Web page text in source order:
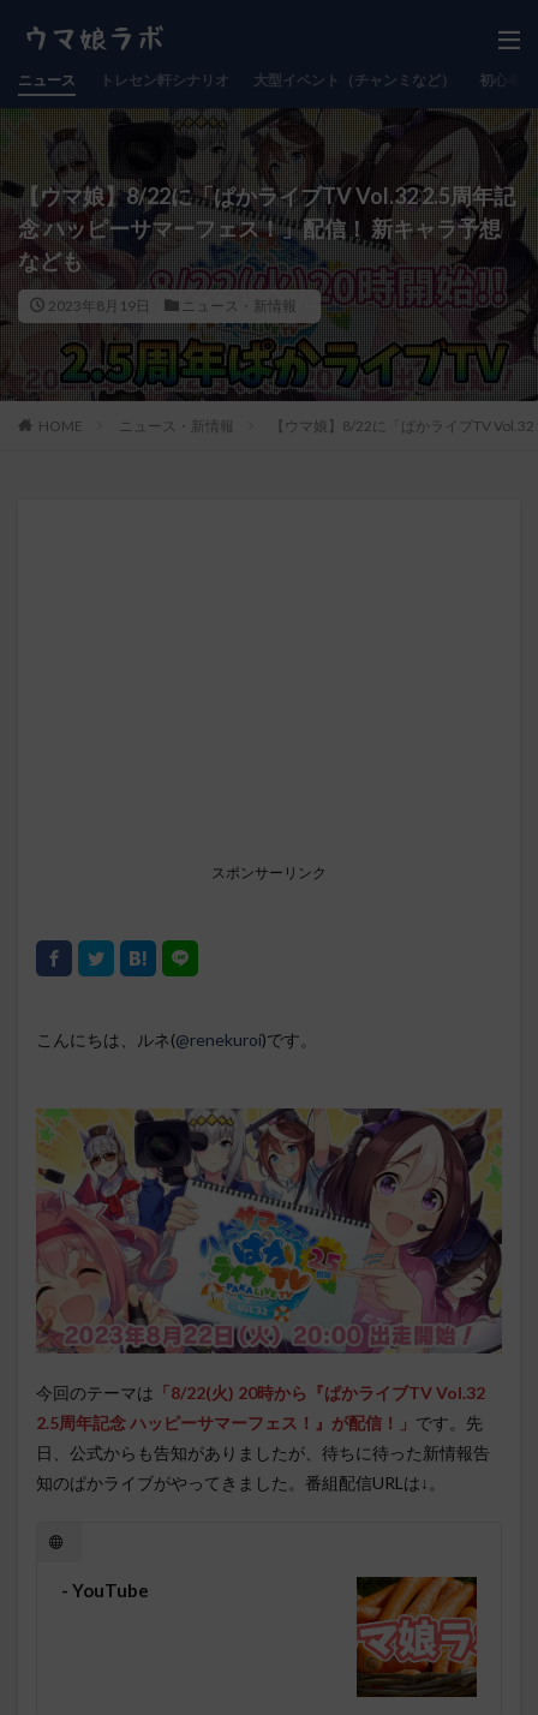
ニュース トレセン軒シナリオ 大型イベント（チャンミなど） 初心者
【ウマ娘】8/22に「ぱかライブTV Vol.32 2.5周年記
念 ハッピーサマーフェス！」配信！ 新キャラ予想
なども
2023年8月19日 ニュース・新情報
HOME ニュース・新情報 【ウマ娘】8/22に「ぱかライブTV
スポンサーリンク
こんにちは、ルネ(@renekuroi)です。
今回のテーマは 「8/22(火) 20時から『ぱかライブTV Vol.32
2.5周年記念 ハッピーサマーフェス！』 が配信！」 です。先
日、公式からも告知がありましたが、待ちに待った新情報告
知のぱかライブがやってきました。番組配信URLは↓。
- YouTube